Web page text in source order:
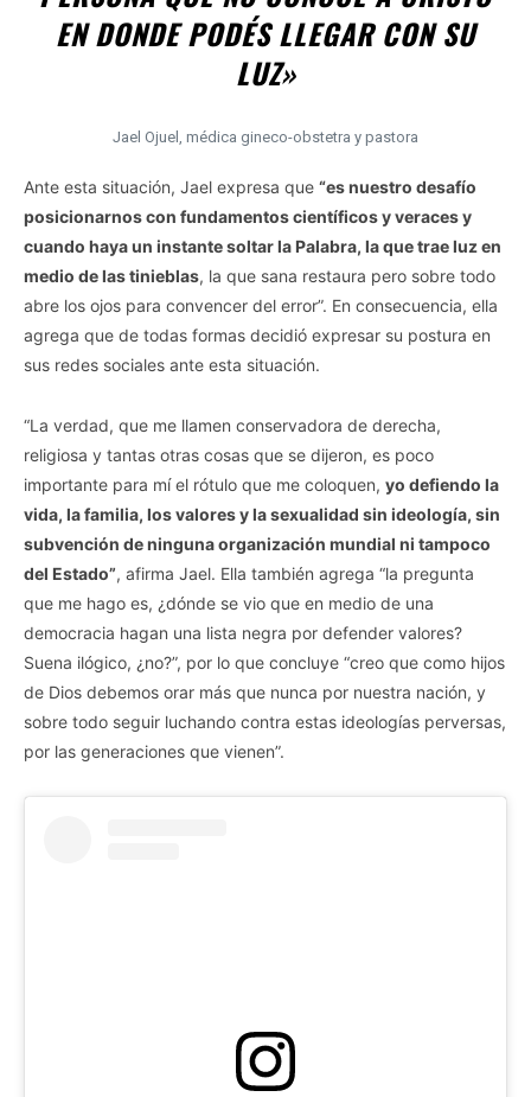
EN DONDE PODÉS LLEGAR CON SU
LUZ»
Jael Ojuel, médica gineco-obstetra y pastora
Ante esta situación, Jael expresa que “es nuestro desafío
posicionarnos con fundamentos científicos y veraces y
cuando haya un instante soltar la Palabra, la que trae luz en
medio de las tinieblas, la que sana restaura pero sobre todo
abre los ojos para convencer del error”. En consecuencia, ella
agrega que de todas formas decidió expresar su postura en
sus redes sociales ante esta situación.
“La verdad, que me llamen conservadora de derecha,
religiosa y tantas otras cosas que se dijeron, es poco
importante para mí el rótulo que me coloquen, yo defiendo la
vida, la familia, los valores y la sexualidad sin ideología, sin
subvención de ninguna organización mundial ni tampoco
del Estado”, afirma Jael. Ella también agrega “la pregunta
que me hago es, ¿dónde se vio que en medio de una
democracia hagan una lista negra por defender valores?
Suena ilógico, ¿no?”, por lo que concluye “creo que como hijos
de Dios debemos orar más que nunca por nuestra nación, y
sobre todo seguir luchando contra estas ideologías perversas,
por las generaciones que vienen”.